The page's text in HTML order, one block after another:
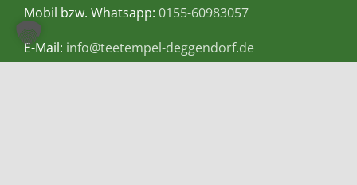
Mobil bzw. Whatsapp: 0155-60983057
E-Mail: info@teetempel-deggendorf.de